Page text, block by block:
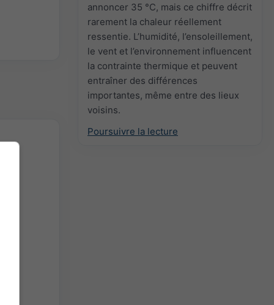
annoncer 35 °C, mais ce chiffre décrit
rarement la chaleur réellement
ressentie. L’humidité, l’ensoleillement,
le vent et l’environnement influencent
la contrainte thermique et peuvent
entraîner des différences
importantes, même entre des lieux
voisins.
Poursuivre la lecture